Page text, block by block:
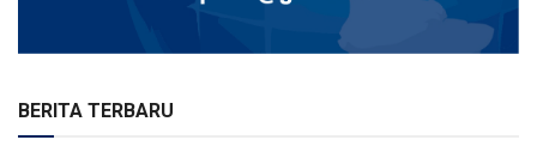
BERITA TERBARU